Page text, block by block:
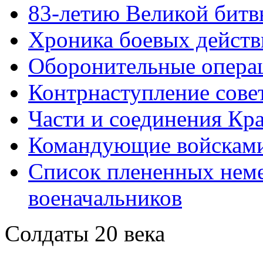
83-летию Великой
Хроника боевых
Оборонительные
Контрнаступление
Части и соединения
Командующие
Список плененных
военачальников
Солдаты 20 века